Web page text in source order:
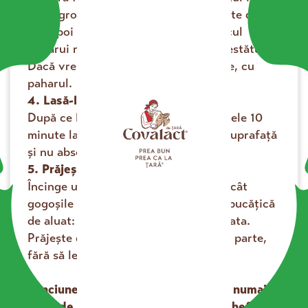
se încarcă...
foaie groasă de 0,5–1 cm. Taie fâșii late de 6
cm, apoi în romburi. Crestează mijlocul
fiecărui romb și trece un colț prin crestătură.
Dacă vrei, poți face și gogoși rotunde, cu
paharul.
4. Lasă-le să se usuce puțin
După ce le-ai modelat, lasă minciunelele 10
minute la aer. Așa se usucă puțin la suprafață
și nu absorb mult ulei la prăjit.
5. Prăjește-le rumene
Încinge uleiul la foc mediu, suficient cât
gogoșile să plutească. Testează cu o bucățică
de aluat: dacă se rumenește ușor, e gata.
Prăjește gogoșile 2 minute pe fiecare parte,
fără să le înghesui în tigaie.
Minciunelele ies rumene, fragede și numai